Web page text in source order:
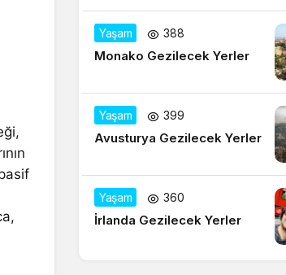
Yaşam 388
Monako Gezilecek Yerler
Yaşam 399
Avusturya Gezilecek Yerler
Yaşam 360
İrlanda Gezilecek Yerler